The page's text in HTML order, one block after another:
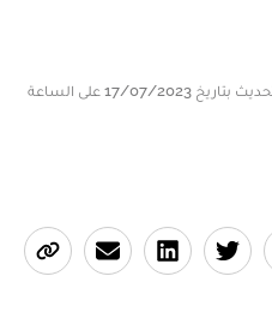
في 17/07/2023 على الساعة 18:00, تحديث بتاريخ 17/07/2023 على الساعة